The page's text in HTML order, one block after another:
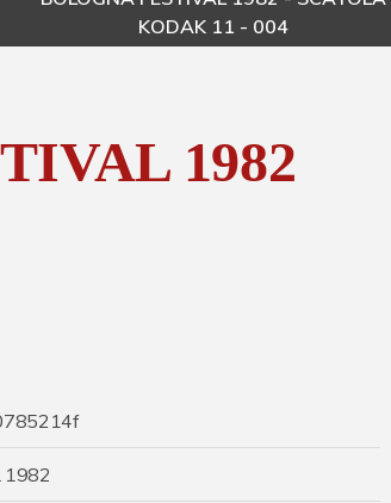
KODAK 11 - 004
1982
1982